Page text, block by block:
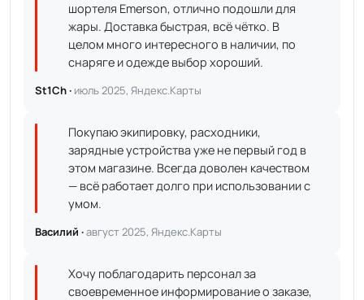
шортеля Emerson, отлично подошли для
жары. Доставка быстрая, всё чётко. В
целом много интересного в наличии, по
снаряге и одежде выбор хороший.
St1Ch · июль 2025, Яндекс.Карты
Покупаю экипировку, расходники,
зарядные устройства уже не первый год в
этом магазине. Всегда доволен качеством
— всё работает долго при использовании с
умом.
Василий ·август 2025, Яндекс.Карты
Хочу поблагодарить персонал за
своевременное информирование о заказе,